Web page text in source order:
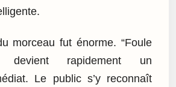
morceau fut énorme. “Foule
devient rapidement un
Le public s’y reconnaît